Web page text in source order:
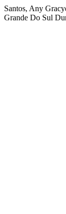
Santos, Any
Grande Do Sul